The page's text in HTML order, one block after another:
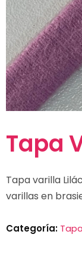
Tapa
Tapa varilla
varillas en
Categoría: